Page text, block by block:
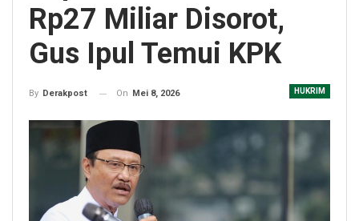
Rp27 Miliar Disorot,
Gus Ipul Temui KPK
HUKRIM
By Derakpost On Mei 8, 2026